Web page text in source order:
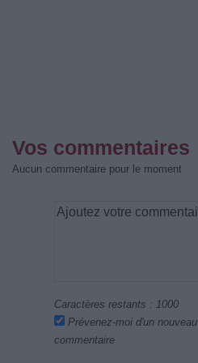
Vos commentaires
Aucun commentaire pour le moment
Caractères restants : 1000
Prévenez-moi d'un nouveau
commentaire